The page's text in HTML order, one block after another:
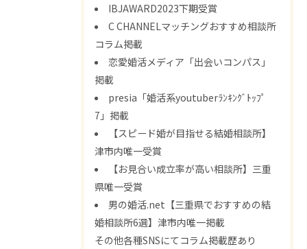
IBJAWARD2023下期受賞
C CHANNELマッチングおすすめ相談所
コラム掲載
恋愛婚活メディア「出会いコンパス」
掲載
presia「婚活系youtuberﾗﾝｷﾝｸﾞﾄｯﾌﾟ
7」掲載
【スピード婚が目指せる結婚相談所】
津市内唯一受賞
【お見合い成立率が高い相談所】三重
県唯一受賞
男の婚活.net【三重県でおすすめの結
婚相談所6選】津市内唯一掲載
その他各種SNSにてコラム掲載歴あり